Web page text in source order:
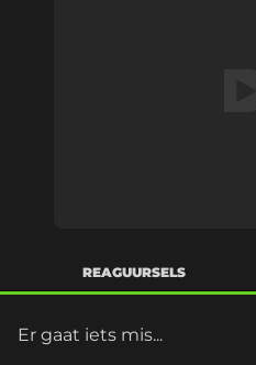
REAGUURSELS
Er gaat iets mis...